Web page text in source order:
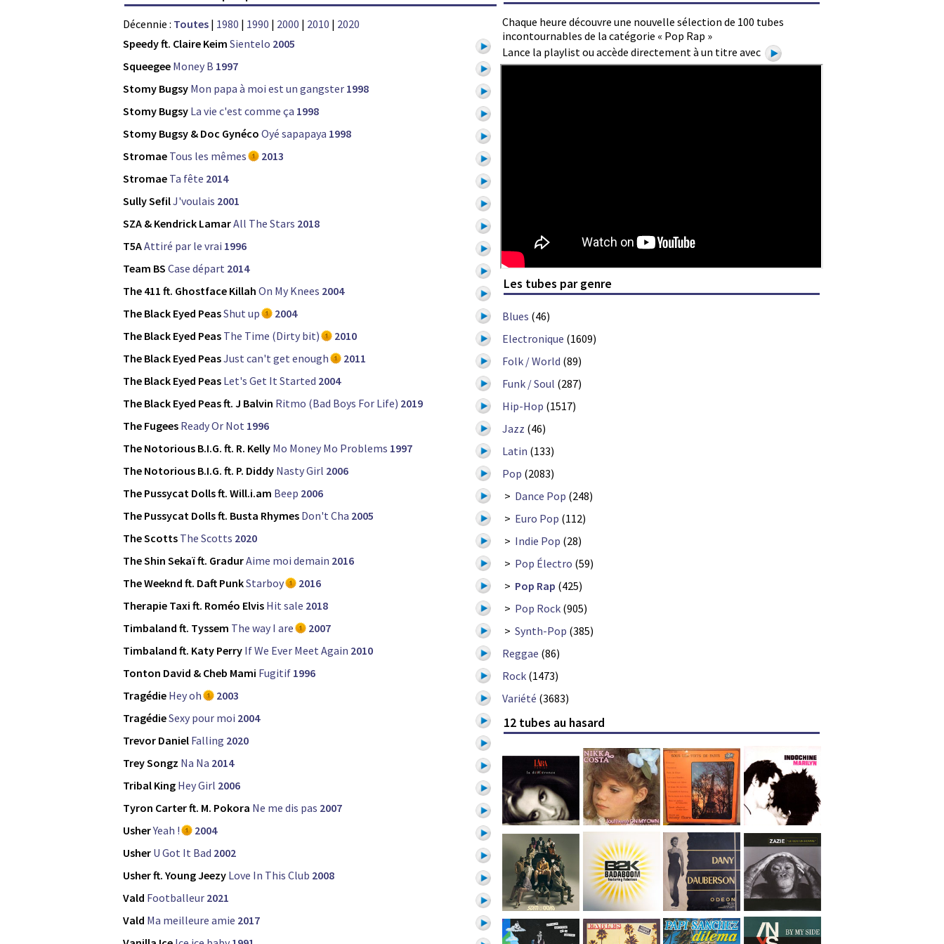
Chaque heure découvre une nouvelle sélection de 100 tubes
incontournables de la catégorie « Pop Rap »
Lance la playlist ou accède directement à un titre avec
Décennie : Toutes | 1980 | 1990 | 2000 | 2010 | 2020
Speedy ft. Claire Keim Sientelo 2005
Squeegee Money B 1997
Stomy Bugsy Mon papa à moi est un gangster 1998
Stomy Bugsy La vie c'est comme ça 1998
Stomy Bugsy & Doc Gynéco Oyé sapapaya 1998
Stromae Tous les mêmes
2013
Stromae Ta fête 2014
Sully SefilJ'voulais 2001
SZA & Kendrick LamarAll The Stars 2018
T5AAttiré par le vrai 1996
Team BS Case départ 2014
The 411 ft. Ghostface Killah On My Knees 2004
The Black Eyed PeasShut up
2004
The Black Eyed Peas The Time (Dirty bit)
2010
The Black Eyed PeasJust can't get enough
2011
The Black Eyed Peas Let's Get It Started 2004
The Black Eyed Peas ft. J Balvin Ritmo (Bad Boys For Life) 2019
The Fugees Ready Or Not 1996
The Notorious B.I.G. ft. R. Kelly Mo Money Mo Problems 1997
The Notorious B.I.G. ft. P. Diddy Nasty Girl 2006
The Pussycat Dolls ft. Will.i.am Beep 2006
The Pussycat Dolls ft. Busta Rhymes Don't Cha 2005
The Scotts The Scotts 2020
The Shin Sekaï ft. GradurAime moi demain 2016
The Weeknd ft. Daft PunkStarboy
2016
Therapie Taxi ft. Roméo Elvis Hit sale 2018
Timbaland ft. Tyssem The way I are
2007
Timbaland ft. Katy Perry If We Ever Meet Again 2010
Tonton David & Cheb Mami Fugitif 1996
Tragédie Hey oh
2003
TragédieSexy pour moi 2004
Trevor Daniel Falling 2020
Trey Songz Na Na 2014
Tribal King Hey Girl 2006
Tyron Carter ft. M. Pokora Ne me dis pas 2007
UsherYeah !
2004
Usher U Got It Bad 2002
Usher ft. Young Jeezy Love In This Club 2008
Vald Footballeur 2021
Vald Ma meilleure amie 2017
Les tubes par genre
Blues (46)
Electronique (1609)
Folk / World (89)
Funk / Soul (287)
Hip-Hop (1517)
Jazz (46)
Latin (133)
Pop (2083)
> Dance Pop (248)
> Euro Pop (112)
> Indie Pop (28)
> Pop Électro (59)
> Pop Rap (425)
> Pop Rock (905)
> Synth-Pop (385)
Reggae (86)
Rock (1473)
Variété (3683)
12 tubes au hasard